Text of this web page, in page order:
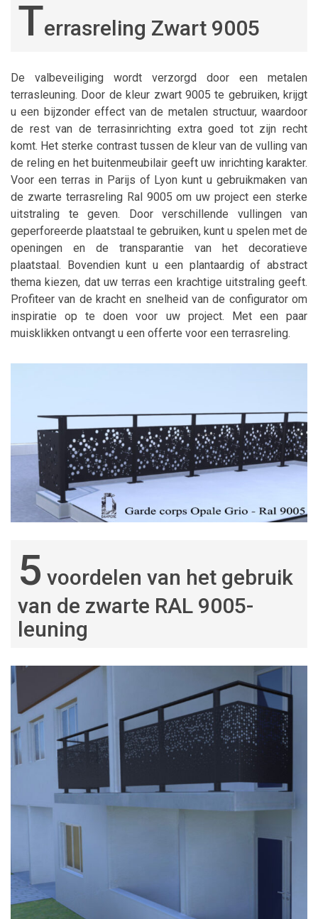
Terrasreling Zwart 9005
De valbeveiliging wordt verzorgd door een metalen
terrasleuning. Door de kleur zwart 9005 te gebruiken, krijgt
u een bijzonder effect van de metalen structuur, waardoor
de rest van de terrasinrichting extra goed tot zijn recht
komt. Het sterke contrast tussen de kleur van de vulling van
de reling en het buitenmeubilair geeft uw inrichting karakter.
Voor een terras in Parijs of Lyon kunt u gebruikmaken van
de zwarte terrasreling Ral 9005 om uw project een sterke
uitstraling te geven. Door verschillende vullingen van
geperforeerde plaatstaal te gebruiken, kunt u spelen met de
openingen en de transparantie van het decoratieve
plaatstaal. Bovendien kunt u een plantaardig of abstract
thema kiezen, dat uw terras een krachtige uitstraling geeft.
Profiteer van de kracht en snelheid van de configurator om
inspiratie op te doen voor uw project. Met een paar
muisklikken ontvangt u een offerte voor een terrasreling.
5 voordelen van het gebruik
van de zwarte RAL 9005-
leuning